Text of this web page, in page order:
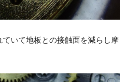
いて地板との接触面を減らし摩